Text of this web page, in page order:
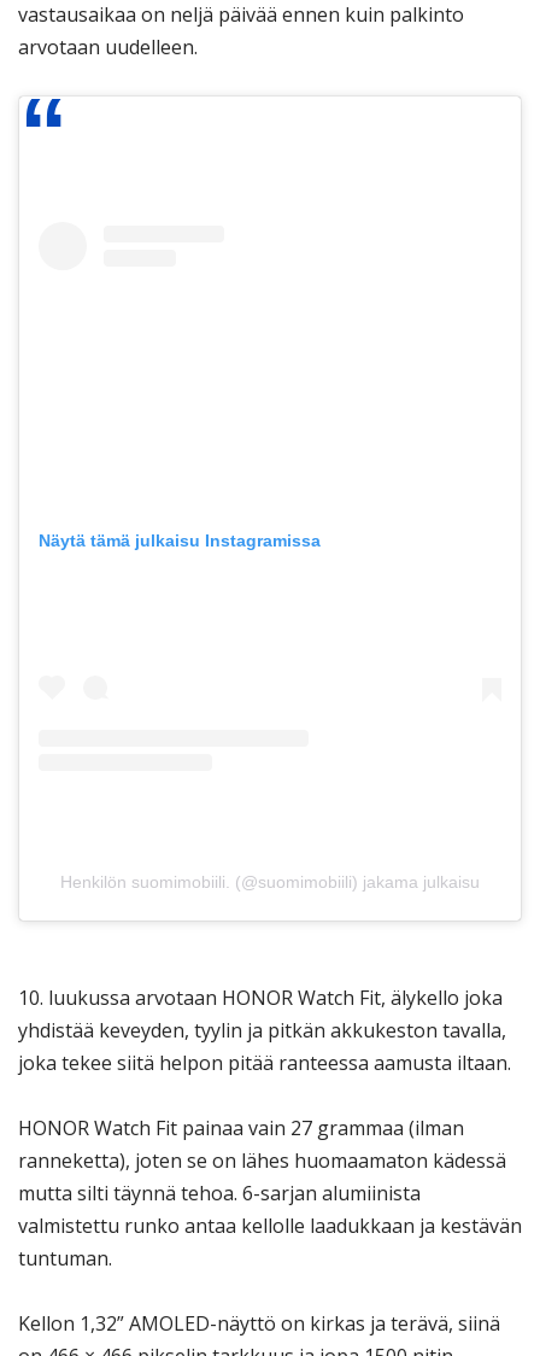
vastausaikaa on neljä päivää ennen kuin palkinto
arvotaan uudelleen.
Näytä tämä julkaisu Instagramissa
Henkilön suomimobiili. (@suomimobiili) jakama julkaisu
10. luukussa arvotaan HONOR Watch Fit, älykello joka
yhdistää keveyden, tyylin ja pitkän akkukeston tavalla,
joka tekee siitä helpon pitää ranteessa aamusta iltaan.
HONOR Watch Fit painaa vain 27 grammaa (ilman
ranneketta), joten se on lähes huomaamaton kädessä
mutta silti täynnä tehoa. 6-sarjan alumiinista
valmistettu runko antaa kellolle laadukkaan ja kestävän
tuntuman.
Kellon 1,32” AMOLED-näyttö on kirkas ja terävä, siinä